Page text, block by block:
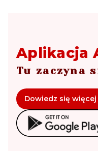
Aplikacja
Tu zaczyna
Dowiedz się więcej